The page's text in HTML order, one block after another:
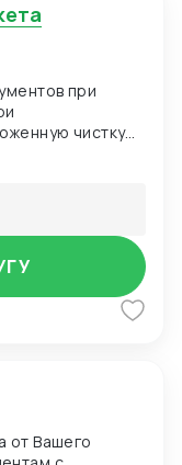
при
чистку
услуги, услуги
от Вашего